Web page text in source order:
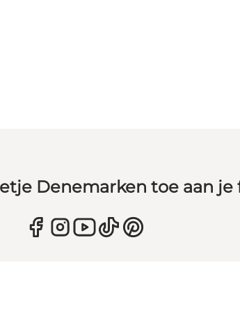
Denemarken toe aan je